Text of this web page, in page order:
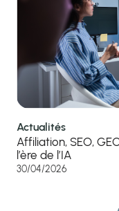
Actualités
Affiliation, SEO,
l’ère de l’IA
30/04/2026